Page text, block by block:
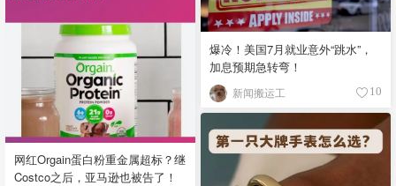
网红Orgain蛋白粉重金属超标？继
Costco之后，亚马逊也被告了！
爆冷！美国7月就业意外“跳水”，
加息预期急转弯！
新闻搬运工 10